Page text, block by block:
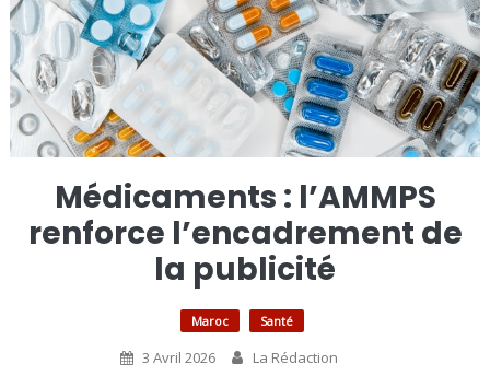
Médicaments : l’AMMPS
renforce l’encadrement de
la publicité
Maroc Santé
3 Avril 2026 La Rédaction